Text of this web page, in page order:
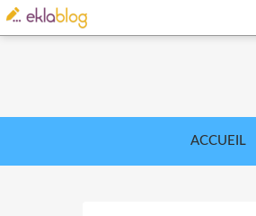
ACCUEIL